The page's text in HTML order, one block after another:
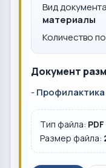
Вид
материалы
Количество
Документ
-Профилактика
Тип файла: PDF
Размер файла: